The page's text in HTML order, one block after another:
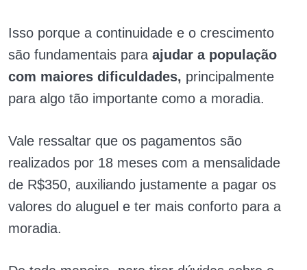
Isso porque a continuidade e o crescimento
são fundamentais para ajudar a população
com maiores dificuldades, principalmente
para algo tão importante como a moradia.
Vale ressaltar que os pagamentos são
realizados por 18 meses com a mensalidade
de R$350, auxiliando justamente a pagar os
valores do aluguel e ter mais conforto para a
moradia.